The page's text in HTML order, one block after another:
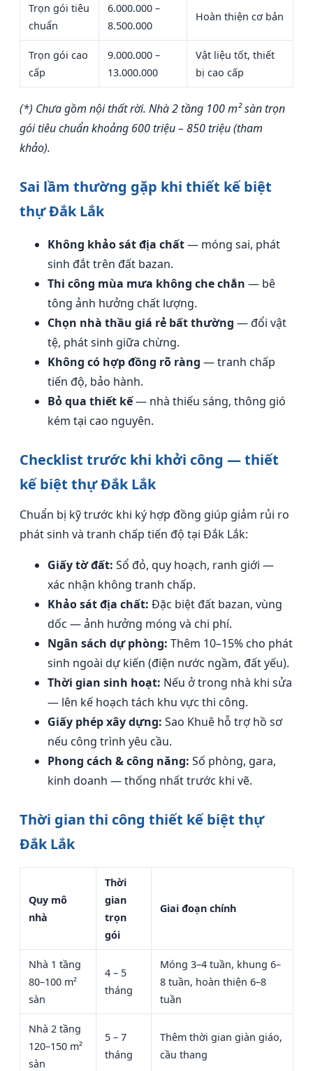
Trọn gói tiêu
chuẩn
6.000.000 –
8.500.000
Hoàn thiện cơ bản
Trọn gói cao
cấp
9.000.000 –
13.000.000
Vật liệu tốt, thiết
bị cao cấp
(*) Chưa gồm nội thất rời. Nhà 2 tầng 100 m² sàn trọn
gói tiêu chuẩn khoảng 600 triệu – 850 triệu (tham
khảo).
Sai lầm thường gặp khi thiết kế biệt
thự Đắk Lắk
Không khảo sát địa chất— móng sai, phát
sinh đắt trên đất bazan.
Thi công mùa mưa không che chắn — bê
tông ảnh hưởng chất lượng.
Chọn nhà thầu giá rẻ bất thường — đổi vật
tệ, phát sinh giữa chừng.
Không có hợp đồng rõ ràng — tranh chấp
tiến độ, bảo hành.
Bỏ qua thiết kế— nhà thiếu sáng, thông gió
kém tại cao nguyên.
Checklist trước khi khởi công — thiết
kế biệt thự Đắk Lắk
Chuẩn bị kỹ trước khi ký hợp đồng giúp giảm rủi ro
phát sinh và tranh chấp tiến độ tại Đắk Lắk:
Giấy tờ đất: Sổ đỏ, quy hoạch, ranh giới —
xác nhận không tranh chấp.
Khảo sát địa chất: Đặc biệt đất bazan, vùng
dốc — ảnh hưởng móng và chi phí.
Ngân sách dự phòng: Thêm 10–15% cho phát
sinh ngoài dự kiến (điện nước ngầm, đất yếu).
Thời gian sinh hoạt: Nếu ở trong nhà khi sửa
— lên kế hoạch tách khu vực thi công.
Giấy phép xây dựng: Sao Khuê hỗ trợ hồ sơ
nếu công trình yêu cầu.
Phong cách & công năng: Số phòng, gara,
kinh doanh — thống nhất trước khi vẽ.
Thời gian thi công thiết kế biệt thự
Đắk Lắk
Quy mô
nhà
Thời
gian
trọn
gói
Giai đoạn chính
Nhà 1 tầng
80–100 m²
sàn
4 – 5
tháng
Móng 3–4 tuần, khung 6–
8 tuần, hoàn thiện 6–8
tuần
Nhà 2 tầng
120–150 m²
sàn
5 – 7
tháng
Thêm thời gian giàn giáo,
cầu thang